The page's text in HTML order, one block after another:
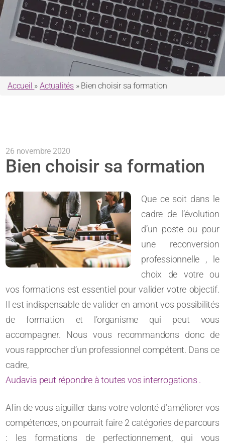
Accueil »Actualités » Bien choisir sa formation
26 novembre 2020
Bien choisir sa formation
Que ce soit dans le
cadre de l’évolution
d’un poste ou pour
une reconversion
professionnelle , le
choix de votre ou
vos formations est essentiel pour valider votre objectif.
Il est indispensable de valider en amont vos possibilités
de formation et l’organisme qui peut vous
accompagner. Nous vous recommandons donc de
vous rapprocher d’un professionnel compétent. Dans ce
cadre,
Audavia peut répondre à toutes vos interrogations .
Afin de vous aiguiller dans votre volonté d’améliorer vos
compétences, on pourrait faire 2 catégories de parcours
: les formations de perfectionnement, qui vous